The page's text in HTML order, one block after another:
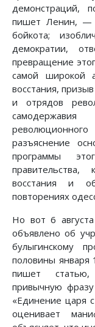
демонстраций,
пишет Ленин, —
бойкота;
демократии,
превращение
самой широкой
восстания,
и отрядов
революционного
разъяснение
программы
восстания и
повторениях
Но вот 6
объявлено об
булыгинскому
половины января
пишет
привычную фразу
«Единение царя
оценивает